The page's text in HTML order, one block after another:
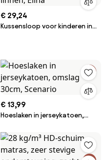
€ 29,24
Kussensloop voor kinderen in
€ 13,99
Hoeslaken in jerseykatoen,